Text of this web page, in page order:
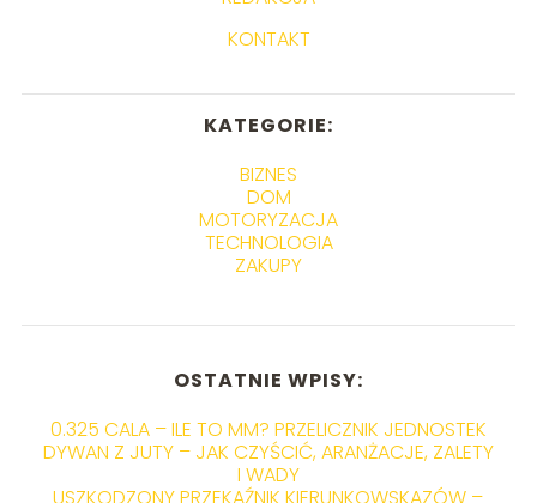
KONTAKT
KATEGORIE:
BIZNES
DOM
MOTORYZACJA
TECHNOLOGIA
ZAKUPY
OSTATNIE WPISY:
0.325 CALA – ILE TO MM? PRZELICZNIK JEDNOSTEK
DYWAN Z JUTY – JAK CZYŚCIĆ, ARANŻACJE, ZALETY
I WADY
USZKODZONY PRZEKAŹNIK KIERUNKOWSKAZÓW –